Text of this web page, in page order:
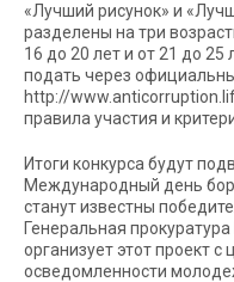
«Лучший рисунок» и
разделены на три
16 до 20 лет и от 21 до
подать через
http://
правила участия и
Итоги конкурса будут
Международный день
станут известны
Генеральная
организует этот проект
осведомленности